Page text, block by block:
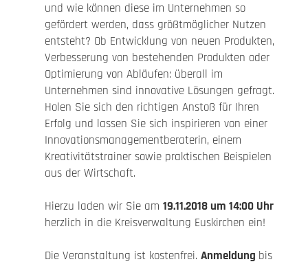
und wie können diese im Unternehmen so
gefördert werden, dass größtmöglicher Nutzen
entsteht? Ob Entwicklung von neuen Produkten,
Verbesserung von bestehenden Produkten oder
Optimierung von Abläufen: überall im
Unternehmen sind innovative Lösungen gefragt.
Holen Sie sich den richtigen Anstoß für Ihren
Erfolg und lassen Sie sich inspirieren von einer
Innovationsmanagementberaterin, einem
Kreativitätstrainer sowie praktischen Beispielen
aus der Wirtschaft.
Hierzu laden wir Sie am 19.11.2018 um 14:00 Uhr
herzlich in die Kreisverwaltung Euskirchen ein!
Die Veranstaltung ist kostenfrei. Anmeldung bis